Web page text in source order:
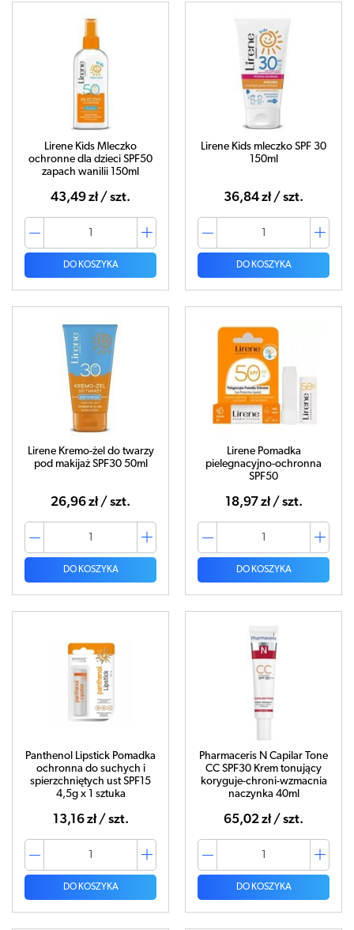
Lirene Kids Mleczko
ochronne dla dzieci SPF50
zapach wanilii 150ml
43,49 zł / szt.
DO KOSZYKA
Lirene Kids mleczko SPF 30
150ml
36,84 zł / szt.
DO KOSZYKA
Lirene Kremo-żel do twarzy
pod makijaż SPF30 50ml
26,96 zł / szt.
DO KOSZYKA
Lirene Pomadka
pielegnacyjno-ochronna
SPF50
18,97 zł / szt.
DO KOSZYKA
Panthenol Lipstick Pomadka
ochronna do suchych i
spierzchniętych ust SPF15
4,5g x 1 sztuka
13,16 zł / szt.
DO KOSZYKA
Pharmaceris N Capilar Tone
CC SPF30 Krem tonujący
koryguje-chroni-wzmacnia
naczynka 40ml
65,02 zł / szt.
DO KOSZYKA